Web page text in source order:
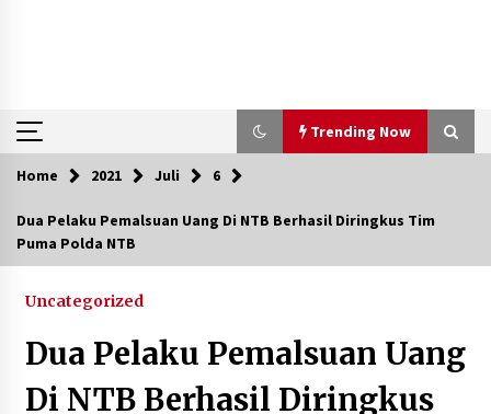
Trending Now
Trending Now
2 tahun ago
Polsek Kempo Serahkan ODGJ ke Ketua DPRD
4 hari ago
Home 2021 Juli 6
Dua Pelaku Pemalsuan Uang Di NTB Berhasil Diringkus Tim
Puma Polda NTB
Uncategorized
Dua Pelaku Pemalsuan Uang
Di NTB Berhasil Diringkus